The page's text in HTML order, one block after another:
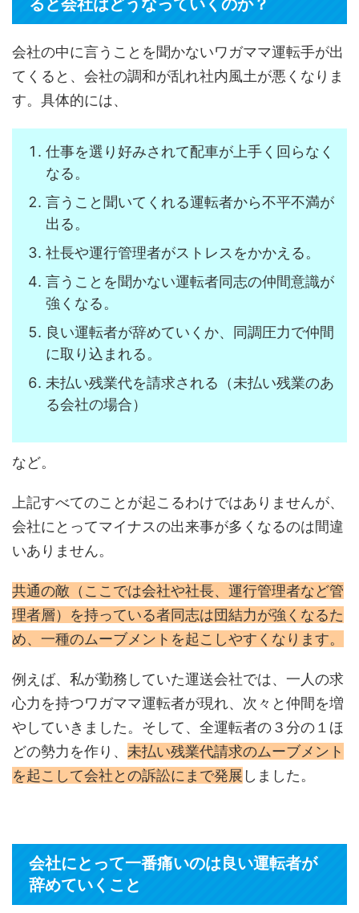
ると会社はどうなっていくのか？
会社の中に言うことを聞かないワガママ運転手が出
てくると、会社の調和が乱れ社内風土が悪くなりま
す。具体的には、
仕事を選り好みされて配車が上手く回らなく
なる。
言うこと聞いてくれる運転者から不平不満が
出る。
社長や運行管理者がストレスをかかえる。
言うことを聞かない運転者同志の仲間意識が
強くなる。
良い運転者が辞めていくか、同調圧力で仲間
に取り込まれる。
未払い残業代を請求される（未払い残業のあ
る会社の場合）
など。
上記すべてのことが起こるわけではありませんが、
会社にとってマイナスの出来事が多くなるのは間違
いありません。
共通の敵（ここでは会社や社長、運行管理者など管
理者層）を持っている者同志は団結力が強くなるた
め、一種のムーブメントを起こしやすくなります。
例えば、私が勤務していた運送会社では、一人の求
心力を持つワガママ運転者が現れ、次々と仲間を増
やしていきました。そして、全運転者の３分の１ほ
どの勢力を作り、 未払い残業代請求のムーブメント
を起こして会社との訴訟にまで発展 しました。
会社にとって一番痛いのは良い運転者が
辞めていくこと